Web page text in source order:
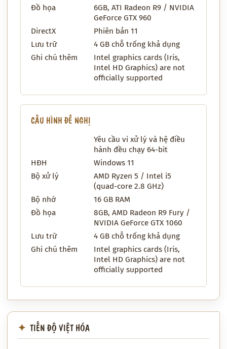
Đồ họa
6GB, ATI Radeon R9 / NVIDIA
GeForce GTX 960
DirectX
Phiên bản 11
Lưu trữ
4 GB chỗ trống khả dụng
Ghi chú thêm
Intel graphics cards (Iris,
Intel HD Graphics) are not
officially supported
CẤU HÌNH ĐỀ NGHỊ
Yêu cầu vi xử lý và hệ điều
hành đều chạy 64-bit
HĐH
Windows 11
Bộ xử lý
AMD Ryzen 5 / Intel i5
(quad-core 2.8 GHz)
Bộ nhớ
16 GB RAM
Đồ họa
8GB, AMD Radeon R9 Fury /
NVIDIA GeForce GTX 1060
Lưu trữ
4 GB chỗ trống khả dụng
Ghi chú thêm
Intel graphics cards (Iris,
Intel HD Graphics) are not
officially supported
TIẾN ĐỘ VIỆT HÓA